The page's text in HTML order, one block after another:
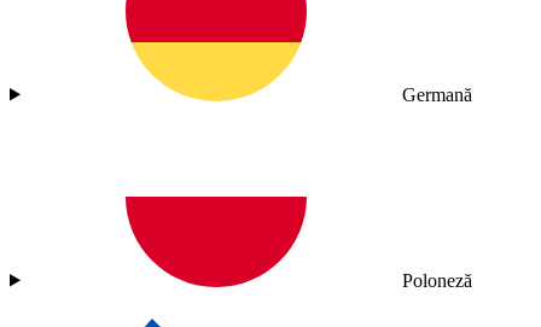
Germană
Poloneză